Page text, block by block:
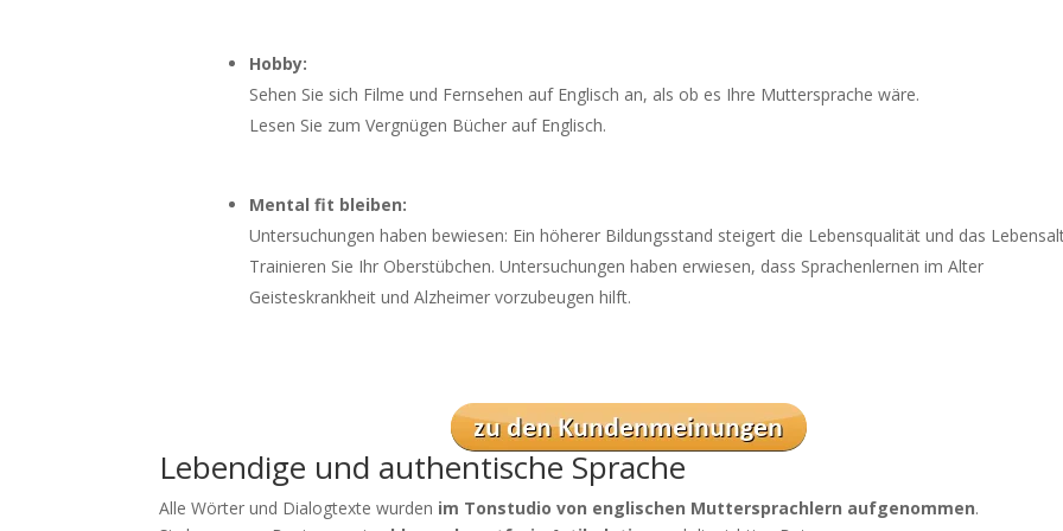
Hobby:
Sehen Sie sich Filme und Fernsehen auf Englisch an, als ob es Ihre Muttersprache wäre.
Lesen Sie zum Vergnügen Bücher auf Englisch.
Mental fit bleiben:
Untersuchungen haben bewiesen: Ein höherer Bildungsstand steigert die Lebensqualität und das
Trainieren Sie Ihr Oberstübchen. Untersuchungen haben erwiesen, dass Sprachenlernen im Alter
Geisteskrankheit und Alzheimer vorzubeugen hilft.
Lebendige und authentische Sprache
Alle Wörter und Dialogtexte wurden im Tonstudio von englischen Muttersprachlern aufgenommen.